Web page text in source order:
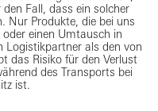
Fall, dass ein solcher
Nur Produkte, die bei uns
einen Umtausch in
Logistikpartner als den von
das Risiko für den Verlust
des Transports bei
ist.